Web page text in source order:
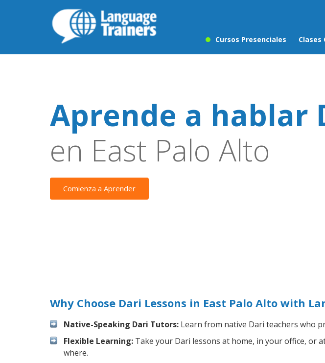
Cursos Presenciales Clases
Aprende a hablar
en East Palo Alto
Comienza a Aprender
Why Choose Dari Lessons in East Palo Alto with
Native-Speaking Dari Tutors: Learn from native Dari teachers who
Flexible Learning: Take your Dari lessons at home, in your office, or
where.